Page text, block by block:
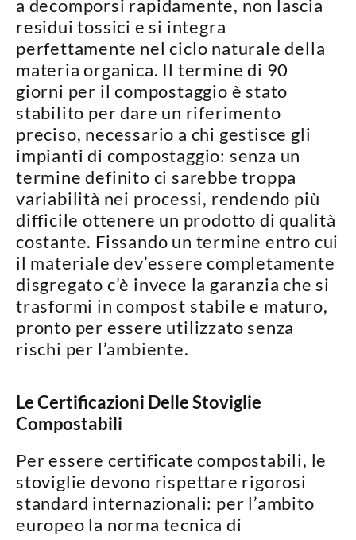
a decomporsi rapidamente, non lascia
residui tossici e si integra
perfettamente nel ciclo naturale della
materia organica. Il termine di 90
giorni per il compostaggio è stato
stabilito per dare un riferimento
preciso, necessario a chi gestisce gli
impianti di compostaggio: senza un
termine definito ci sarebbe troppa
variabilità nei processi, rendendo più
difficile ottenere un prodotto di qualità
costante. Fissando un termine entro cui
il materiale dev’essere completamente
disgregato c’è invece la garanzia che si
trasformi incompost stabile e maturo,
pronto per essere utilizzato senza
rischi per l’ambiente.
Le Certificazioni Delle Stoviglie
Compostabili
Per essere certificate compostabili, le
stoviglie devono rispettare rigorosi
standard internazionali: per l’ambito
europeo la norma tecnica di